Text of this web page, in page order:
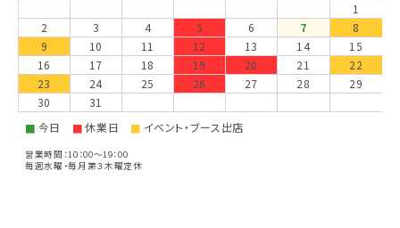
1
2
3 4 5 6 7
8
9
10 11 12 13 14
15
16
17 18 19 20 21
22
23
24 25 26 27 28
29
30
31
■ 今日 ■休業日 ■ イベント・ブース出店
営業時間：10：00～19：00
毎週水曜・毎月第３木曜定休